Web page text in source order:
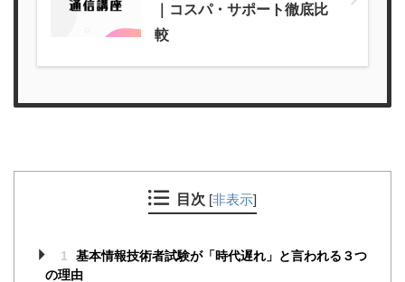
｜コスパ・サポート徹底比
較
目次 [非表示]
1
基本情報技術者試験が「時代遅れ」と言われる３つ
の理由